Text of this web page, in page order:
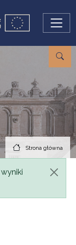
Strona główna